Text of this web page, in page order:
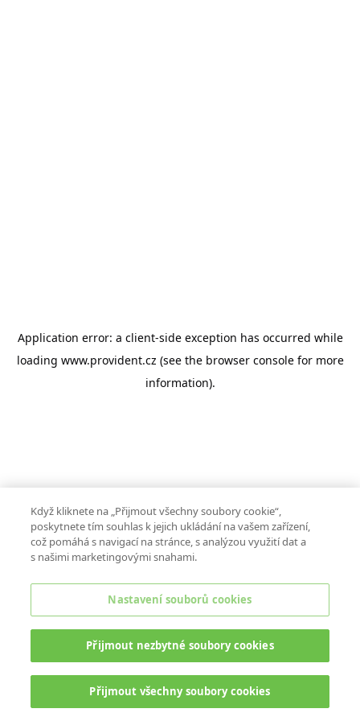
Application error: a client-side exception has occurred while
loading www.provident.cz (see the browser consolefor more
information).
ONLINE CHAT
Když kliknete na „Přijmout všechny soubory cookie“,
poskytnete tím souhlas k jejich ukládání na vašem zařízení,
což pomáhá s navigací na stránce, s analýzou využití dat a
s našimi marketingovými snahami.
Nastavení souborů cookies
Přijmout nezbytné soubory cookies
Přijmout všechny soubory cookies